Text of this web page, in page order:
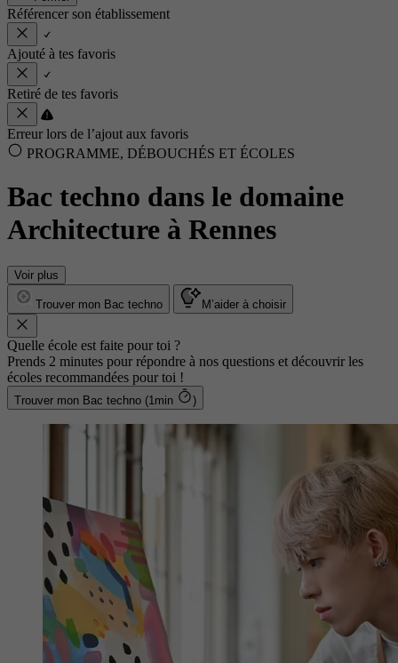
Référencer son établissement
Ajouté à tes favoris
Retiré de tes favoris
Erreur lors de l’ajout aux favoris
PROGRAMME, DÉBOUCHÉS ET ÉCOLES
Bac techno dans le domaine
Architecture à Rennes
Voir plus
Trouver mon Bac techno M’aider à choisir
Quelle école est faite pour toi ?
Prends 2 minutes pour répondre à nos questions et découvrir les
écoles recommandées pour toi !
Trouver mon Bac techno (1min )